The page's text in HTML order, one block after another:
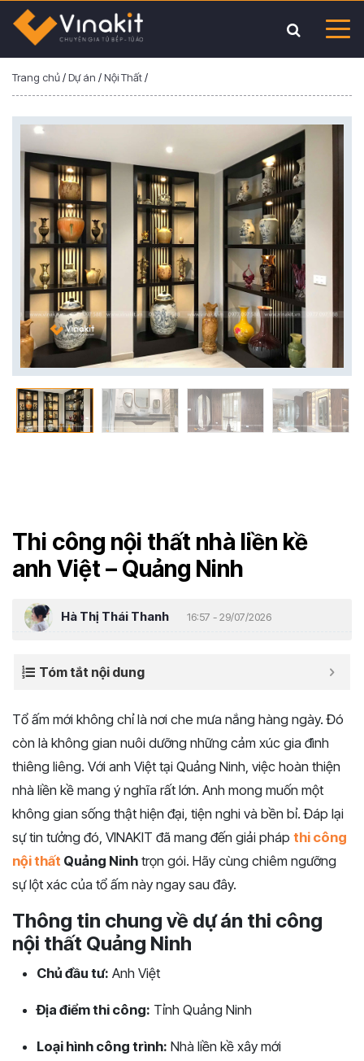
Trang chủ/Dự án /Nội Thất/
Thi công nội thất nhà liền kề
anh Việt – Quảng Ninh
Hà Thị Thái Thanh 16:57 - 29/07/2026
Tóm tắt nội dung
Tổ ấm mới không chỉ là nơi che mưa nắng hàng ngày. Đó
còn là không gian nuôi dưỡng những cảm xúc gia đình
thiêng liêng. Với anh Việt tại Quảng Ninh, việc hoàn thiện
nhà liền kề mang ý nghĩa rất lớn. Anh mong muốn một
không gian sống thật hiện đại, tiện nghi và bền bỉ. Đáp lại
sự tin tưởng đó, VINAKIT đã mang đến giải pháp thi công
nội thất Quảng Ninh trọn gói. Hãy cùng chiêm ngưỡng
sự lột xác của tổ ấm này ngay sau đây.
Thông tin chung về dự án thi công
nội thất Quảng Ninh
Chủ đầu tư: Anh Việt
Địa điểm thi công: Tỉnh Quảng Ninh
Loại hình công trình: Nhà liền kề xây mới